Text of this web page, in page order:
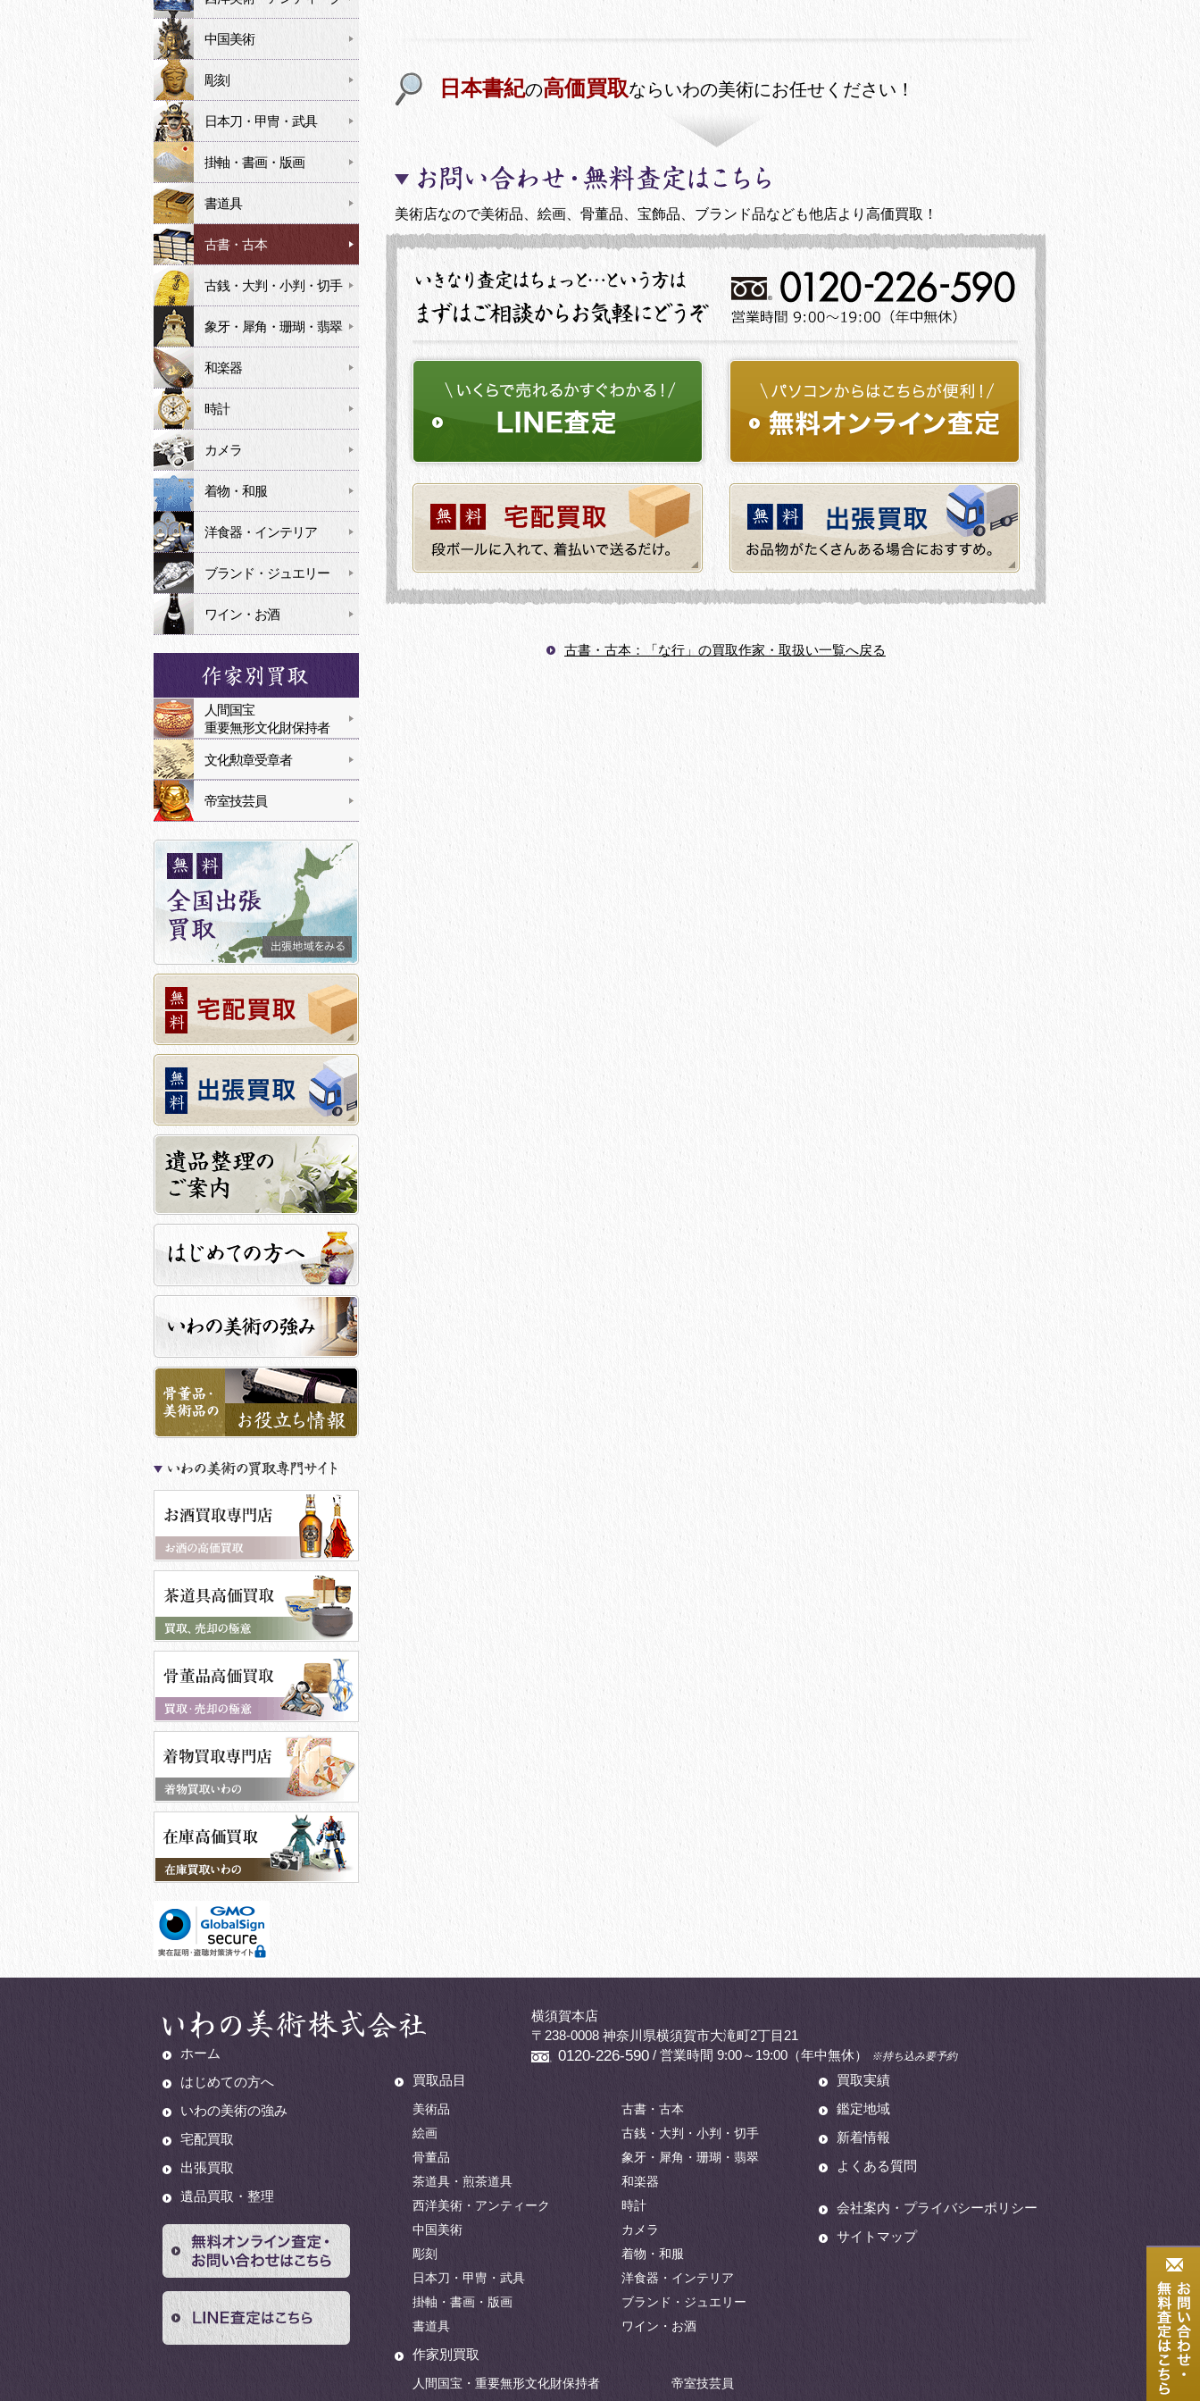
日本書紀の高価買取ならいわの美術にお任せください！
美術店なので美術品、絵画、骨董品、宝飾品、ブランド品なども他店より高価買取！
古書・古本：「な行」の買取作家・取扱い一覧へ戻る
中国美術
彫刻
日本刀・甲冑・武具
掛軸・書画・版画
書道具
古書・古本
古銭・大判・小判・切手
象牙・犀角・珊瑚・翡翠
和楽器
時計
カメラ
着物・和服
洋食器・インテリア
ブランド・ジュエリー
ワイン・お酒
人間国宝
重要無形文化財保持者
文化勲章受章者
帝室技芸員
横須賀本店
〒238-0008 神奈川県横須賀市大滝町2丁目21
0120-226-590 / 営業時間 9:00～19:00（年中無休） ※持ち込み要予約
ホーム
はじめての方へ
いわの美術の強み
宅配買取
出張買取
遺品買取・整理
買取品目
美術品
絵画
骨董品
茶道具・煎茶道具
西洋美術・アンティーク
中国美術
彫刻
日本刀・甲冑・武具
掛軸・書画・版画
書道具
古書・古本
古銭・大判・小判・切手
象牙・犀角・珊瑚・翡翠
和楽器
時計
カメラ
着物・和服
洋食器・インテリア
ブランド・ジュエリー
ワイン・お酒
買取実績
鑑定地域
新着情報
よくある質問
会社案内・プライバシーポリシー
サイトマップ
作家別買取
人間国宝・重要無形文化財保持者
帝室技芸員